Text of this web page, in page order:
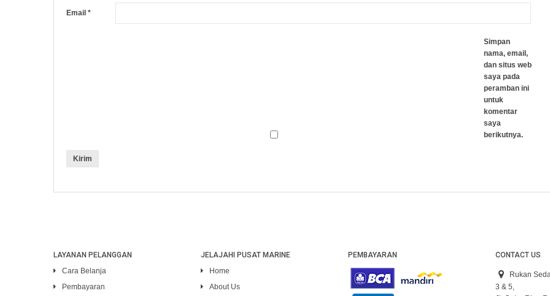
Email *
Simpan
nama, email,
dan situs web
saya pada
peramban ini
untuk
komentar
saya
berikutnya.
LAYANAN PELANGGAN
Cara Belanja
Pembayaran
JELAJAHI PUSAT MARINE
Home
About Us
PEMBAYARAN CONTACT US
Rukan
3 & 5,